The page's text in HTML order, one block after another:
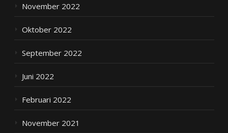
November 2022
Oktober 2022
September 2022
Juni 2022
Februari 2022
November 2021